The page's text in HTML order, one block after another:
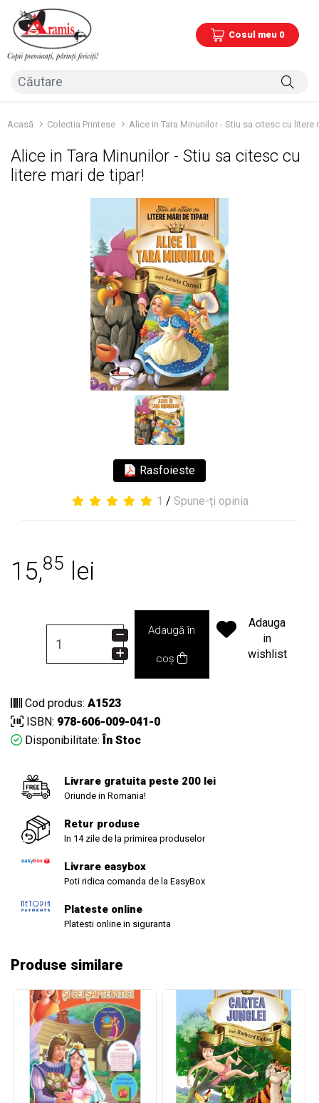
Cosul meu 0
Acasă Colectia Printese Alice in Tara Minunilor - Stiu sa citesc cu litere
Alice in Tara Minunilor - Stiu sa citesc cu
litere mari de tipar!
Rasfoieste
1 / Spune-ți opinia
15,85 lei
Adaugă în
coș
Adauga
in
wishlist
Cod produs: A1523
ISBN: 978-606-009-041-0
Disponibilitate: În Stoc
Livrare gratuita peste 200 lei
Oriunde in Romania!
Retur produse
In 14 zile de la primirea produselor
Livrare easybox
Poti ridica comanda de la EasyBox
Plateste online
Platesti online in siguranta
Produse similare